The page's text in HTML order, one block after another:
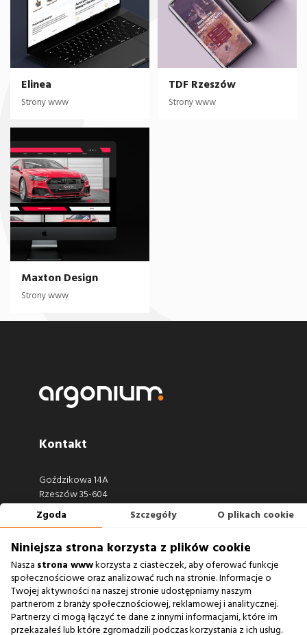
Elinea
Strony www
TDF Rzeszów
Strony www
Maxton Design
Strony www
Kontakt
Goździkowa 14A
Rzeszów 35-604
660 722 441
Zobacz również
Agencja Interaktywna
Zgoda Szczegóły O plikach cookie
Niniejsza strona korzysta z plików cookie
Nasza strona wwwkorzysta z ciasteczek, aby oferować funkcje
społecznościowe oraz analizować ruch na stronie. Informacje o
Twojej aktywności na naszej stronie udostępniamy naszym
partnerom z branży społecznościowej, reklamowej i analitycznej.
Partnerzy ci mogą łączyć te dane z innymi informacjami, które im
przekazałeś lub które zgromadzili podczas korzystania z ich usług.